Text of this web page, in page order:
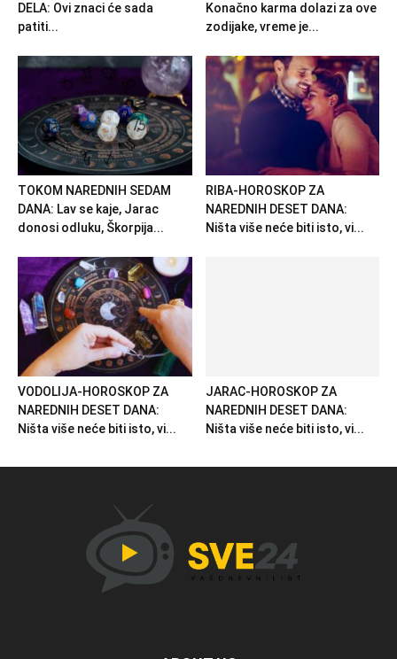
DELA: Ovi znaci će sada
patiti...
Konačno karma dolazi za ove
zodijake, vreme je...
TOKOM NAREDNIH SEDAM
DANA: Lav se kaje, Jarac
donosi odluku, Škorpija...
RIBA-HOROSKOP ZA
NAREDNIH DESET DANA:
Ništa više neće biti isto, vi...
VODOLIJA-HOROSKOP ZA
NAREDNIH DESET DANA:
Ništa više neće biti isto, vi...
JARAC-HOROSKOP ZA
NAREDNIH DESET DANA:
Ništa više neće biti isto, vi...